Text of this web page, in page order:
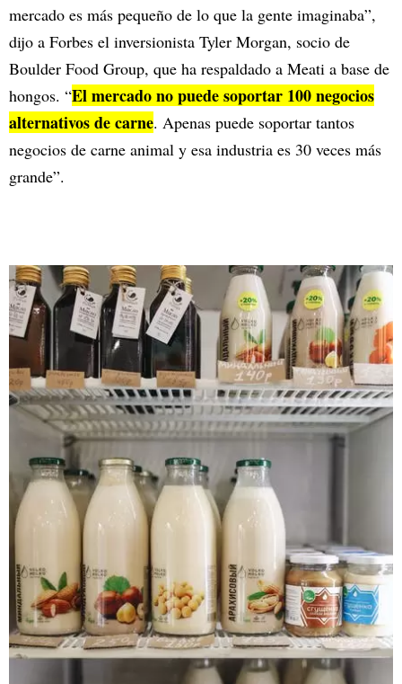
mercado es más pequeño de lo que la gente imaginaba”,
dijo a Forbes el inversionista Tyler Morgan, socio de
Boulder Food Group, que ha respaldado a Meati a base de
hongos. “El mercado no puede soportar 100 negocios
alternativos de carne. Apenas puede soportar tantos
negocios de carne animal y esa industria es 30 veces más
grande”.